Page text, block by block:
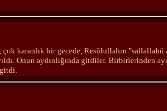
çok karanlık bir gecede, Resûlullahın
Onun aydınlığında gitdiler. Birbirlerinden
gitdi.